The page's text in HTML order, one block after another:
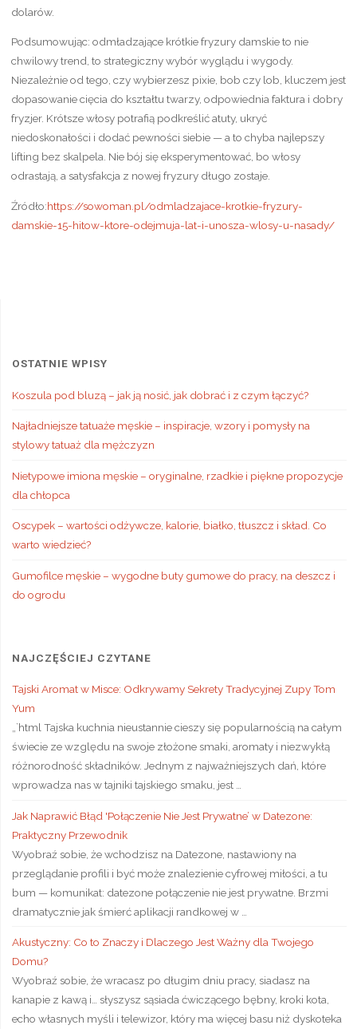
dolarów.
Podsumowując: odmładzające krótkie fryzury damskie to nie
chwilowy trend, to strategiczny wybór wyglądu i wygody.
Niezależnie od tego, czy wybierzesz pixie, bob czy lob, kluczem jest
dopasowanie cięcia do kształtu twarzy, odpowiednia faktura i dobry
fryzjer. Krótsze włosy potrafią podkreślić atuty, ukryć
niedoskonałości i dodać pewności siebie — a to chyba najlepszy
lifting bez skalpela. Nie bój się eksperymentować, bo włosy
odrastają, a satysfakcja z nowej fryzury długo zostaje.
Źródło:https://sowoman.pl/odmladzajace-krotkie-fryzury-
damskie-15-hitow-ktore-odejmuja-lat-i-unosza-wlosy-u-nasady/
OSTATNIE WPISY
Koszula pod bluzą – jak ją nosić, jak dobrać i z czym łączyć?
Najładniejsze tatuaże męskie – inspiracje, wzory i pomysły na
stylowy tatuaż dla mężczyzn
Nietypowe imiona męskie – oryginalne, rzadkie i piękne propozycje
dla chłopca
Oscypek – wartości odżywcze, kalorie, białko, tłuszcz i skład. Co
warto wiedzieć?
Gumofilce męskie – wygodne buty gumowe do pracy, na deszcz i
do ogrodu
NAJCZĘŚCIEJ CZYTANE
Tajski Aromat w Misce: Odkrywamy Sekrety Tradycyjnej Zupy Tom
Yum
„`html Tajska kuchnia nieustannie cieszy się popularnością na całym
świecie ze względu na swoje złożone smaki, aromaty i niezwykłą
różnorodność składników. Jednym z najważniejszych dań, które
wprowadza nas w tajniki tajskiego smaku, jest …
Jak Naprawić Błąd 'Połączenie Nie Jest Prywatne’ w Datezone:
Praktyczny Przewodnik
Wyobraź sobie, że wchodzisz na Datezone, nastawiony na
przeglądanie profili i być może znalezienie cyfrowej miłości, a tu
bum — komunikat: datezone połączenie nie jest prywatne. Brzmi
dramatycznie jak śmierć aplikacji randkowej w …
Akustyczny: Co to Znaczy i Dlaczego Jest Ważny dla Twojego
Domu?
Wyobraź sobie, że wracasz po długim dniu pracy, siadasz na
kanapie z kawą i… słyszysz sąsiada ćwiczącego bębny, kroki kota,
echo własnych myśli i telewizor, który ma więcej basu niż dyskoteka